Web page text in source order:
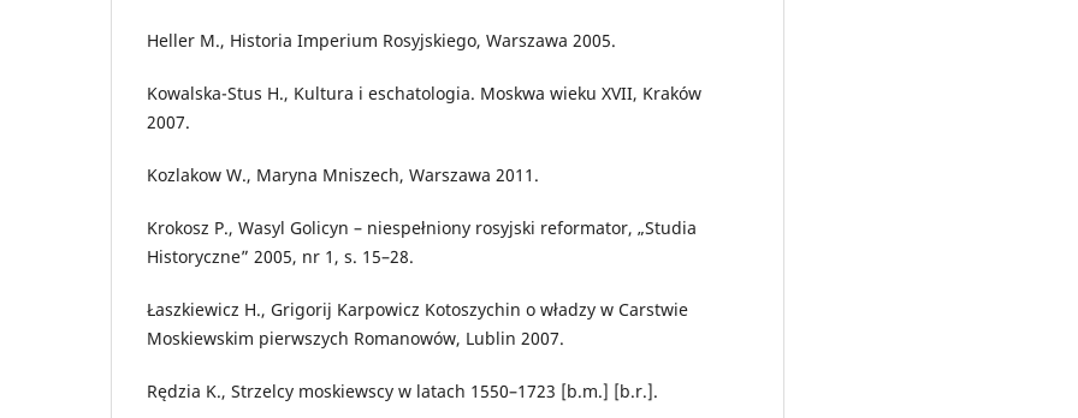
Heller M., Historia Imperium Rosyjskiego, Warszawa 2005.
Kowalska-Stus H., Kultura i eschatologia. Moskwa wieku XVII, Kraków
2007.
Kozlakow W., Maryna Mniszech, Warszawa 2011.
Krokosz P., Wasyl Golicyn – niespełniony rosyjski reformator, „Studia
Historyczne” 2005, nr 1, s. 15–28.
Łaszkiewicz H., Grigorij Karpowicz Kotoszychin o władzy w Carstwie
Moskiewskim pierwszych Romanowów, Lublin 2007.
Rędzia K., Strzelcy moskiewscy w latach 1550–1723 [b.m.] [b.r.].